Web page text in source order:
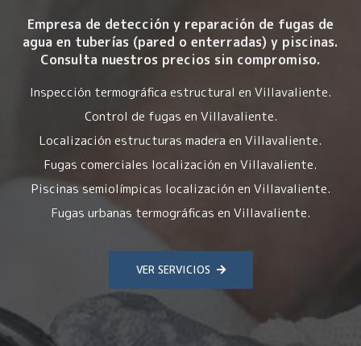
Empresa de detección y reparación de fugas de
agua en tuberías (pared o enterradas) y piscinas.
Consulta nuestros precios sin compromiso.
Inspección termográfica estructural en Villavaliente.
Control de fugas en Villavaliente.
Localización estructuras madera en Villavaliente.
Fugas comerciales localización en Villavaliente.
Piscinas semiolímpicas localización en Villavaliente.
Fugas urbanas termográficas en Villavaliente.
VER SERVICIOS